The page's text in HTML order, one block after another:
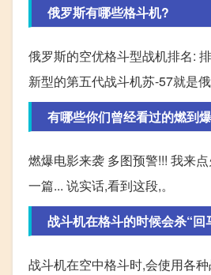
俄罗斯有哪些格斗机?
俄罗斯的空优格斗型战机排名:
新型的第五代战斗机苏-57就是俄
有哪些你们曾经看过的燃到
燃爆电影来袭 多图预警!!! 我来
一篇... 说实话,看到这段,。
战斗机在格斗的时候会杀“回
战斗机在空中格斗时,会使用各